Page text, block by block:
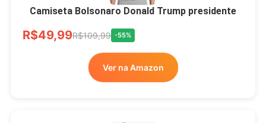
Camiseta Bolsonaro Donald Trump presidente
R$49,99R$109,99 -55%
Ver na Amazon